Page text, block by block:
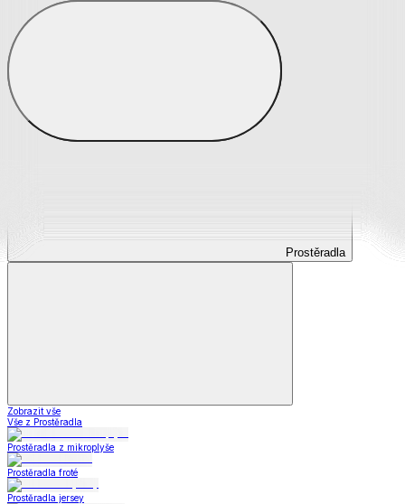
Prostěradla
Prostěradla
Zobrazit vše
Vše z Prostěradla
Prostěradla z mikroplyše
Prostěradla froté
Prostěradla jersey